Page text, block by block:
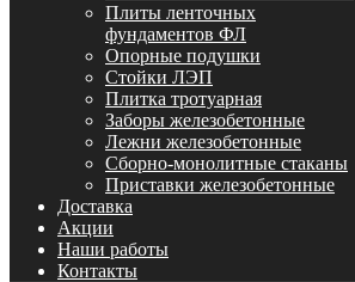
Плиты ленточных
фундаментов ФЛ
Опорные подушки
Стойки ЛЭП
Плитка тротуарная
Заборы железобетонные
Лежни железобетонные
Сборно-монолитные стаканы
Приставки железобетонные
Доставка
Акции
Наши работы
Контакты